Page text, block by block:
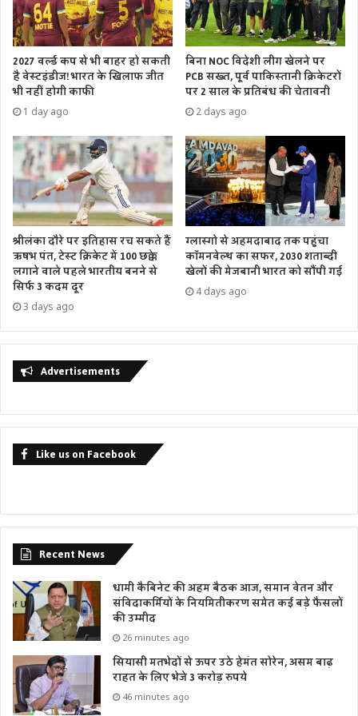
2027 वर्ल्ड कप से भी बाहर हो सकती
है वेस्टइंडीज! भारत के खिलाफ जीत
भी नहीं होगी काफी
1 day ago
बिना NOC विदेशी लीग खेलने पर
PCB सख्त, पूर्व पाकिस्तानी क्रिकेटरों
पर 2 साल के प्रतिबंध की चेतावनी
2 days ago
श्रीलंका दौरे पर इतिहास रच सकते हैं
ऋषभ पंत, टेस्ट क्रिकेट में 100 छक्के
लगाने वाले पहले भारतीय बनने से
सिर्फ 3 कदम दूर
3 days ago
ग्लास्गो से अहमदाबाद तक पहुंचा
कॉमनवेल्थ का सफर, 2030 शताब्दी
खेलों की मेजबानी भारत को सौंपी गई
4 days ago
Advertisements
Like us on Facebook
Recent News
धामी कैबिनेट की अहम बैठक आज, समान वेतन और
संविदाकर्मियों के नियमितीकरण समेत कई बड़े फैसलों
की उम्मीद
26 minutes ago
सियासी मतभेदों से ऊपर उठे हेमंत सोरेन, असम बाढ़
राहत के लिए भेजे 3 करोड़ रुपये
46 minutes ago